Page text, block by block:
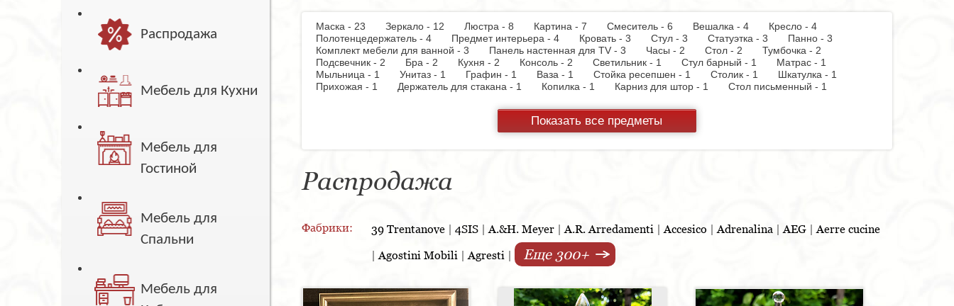
Распродажа
Мебель для Кухни
Мебель для
Гостиной
Мебель для
Спальни
Мебель для
Маска - 23 Зеркало - 12 Люстра - 8 Картина - 7 Смеситель - 6 Вешалка - 4
Кресло - 4
Полотенцедержатель - 4
Предмет интерьера - 4 Кровать - 3 Стул - 3 Статуэтка - 3
Панно - 3
Комплект мебели для ванной - 3
Панель настенная для TV - 3 Часы - 2 Стол - 2
Тумбочка - 2
Подсвечник - 2
Бра - 2 Кухня - 2 Консоль - 2 Светильник - 1 Стул барный - 1
Матраc - 1
Мыльница - 1
Унитаз - 1 Графин - 1 Ваза - 1 Стойка ресепшен - 1 Столик - 1
Шкатулка - 1
Прихожая - 1
Держатель для стакана - 1 Копилка - 1 Карниз для штор - 1
Стол письменный - 1
Показать все предметы
Распродажа
Фабрики: 39 Trentanove| 4SIS| A.&H. Meyer| A.R. Arredamenti | Accesico | Adrenalina | AEG| Aerre cucine
| Agostini Mobili | Agresti | Еще 300+